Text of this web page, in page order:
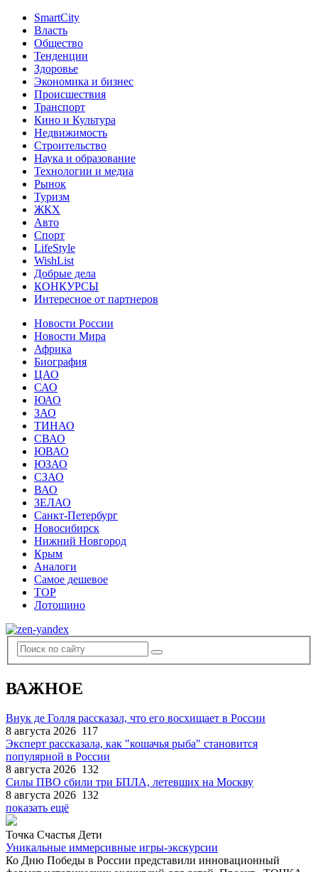
SmartCity
Власть
Общество
Тенденции
Здоровье
Экономика и бизнес
Происшествия
Транспорт
Кино и Культура
Недвижимость
Строительство
Наука и образование
Технологии и медиа
Рынок
Туризм
ЖКХ
Авто
Спорт
LifeStyle
WishList
Добрые дела
КОНКУРСЫ
Интересное от партнеров
Новости России
Новости Мира
Африка
Биография
ЦАО
САО
ЮАО
ЗАО
ТИНАО
СВАО
ЮВАО
ЮЗАО
СЗАО
ВАО
ЗЕЛАО
Санкт-Петербург
Новосибирск
Нижний Новгород
Крым
Аналоги
Самое дешевое
TOP
Лотошино
ВАЖНОЕ
Внук де Голля рассказал, что его восхищает в России
8 августа 2026 117
Эксперт рассказала, как "кошачья рыба" становится
популярной в России
8 августа 2026 132
Силы ПВО сбили три БПЛА, летевших на Москву
8 августа 2026 132
показать ещё
Точка Счастья Дети
Уникальные иммерсивные игры-экскурсии
Ко Дню Победы в России представили инновационный